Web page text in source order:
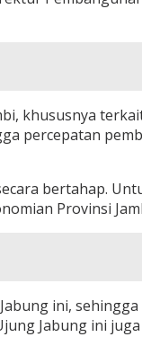
khususnya
percepatan
bertahap.
Provinsi
ini,
Jabung ini